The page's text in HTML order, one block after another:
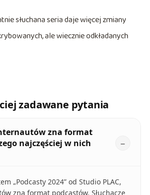
słuchana seria daje więcej zmiany
ale wiecznie odkładanych
zadawane pytania
zna format
najczęściej w nich
„Podcasty 2024” od Studio PLAC,
zna format podcastów. Słuchacze